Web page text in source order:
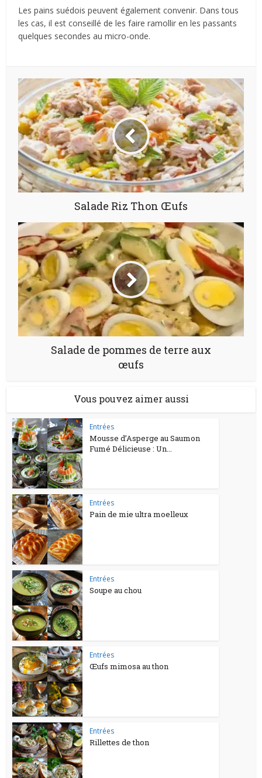
Les pains suédois peuvent également convenir. Dans tous
les cas, il est conseillé de les faire ramollir en les passants
quelques secondes au micro-onde.
Salade Riz Thon Œufs
Salade de pommes de terre aux
œufs
Vous pouvez aimer aussi
Entrées
Mousse d’Asperge au Saumon
Fumé Délicieuse : Un...
Entrées
Pain de mie ultra moelleux
Entrées
Soupe au chou
Entrées
Œufs mimosa au thon
Entrées
Rillettes de thon